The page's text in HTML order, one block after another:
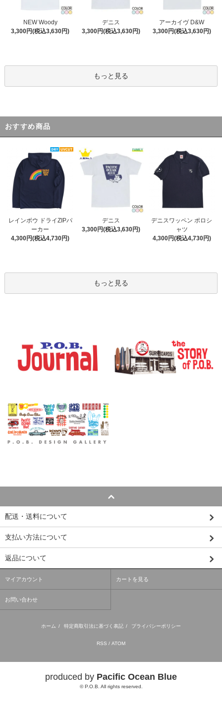
NEW Woody
3,300円(税込3,630円)
デニス
3,300円(税込3,630円)
アーカイヴ D&W
3,300円(税込3,630円)
もっと見る
おすすめ商品
レインボウ ドライZIPパ
ーカー
4,300円(税込4,730円)
デニス
3,300円(税込3,630円)
デニスワッペン ポロシ
ャツ
4,300円(税込4,730円)
もっと見る
配送・送料について
支払い方法について
返品について
マイアカウント カートを見る
お問い合わせ
ホーム / 特定商取引法に基づく表記 / プライバシーポリシー
RSS / ATOM
produced by Pacific Ocean Blue
© P.O.B. All rights reserved.